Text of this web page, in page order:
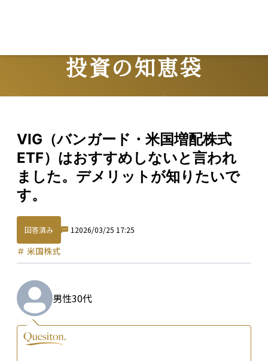
投資の知恵袋
VIG（バンガード・米国増配株式
ETF）はおすすめしないと言われ
ました。デメリットが知りたいで
す。
回答済み 1 2026/03/25 17:25
＃ 米国株式
男性30代